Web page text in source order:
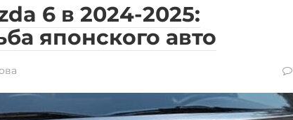
6 в 2024-2025:
японского авто